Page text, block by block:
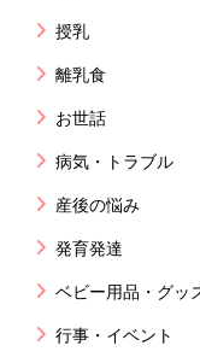
授乳
離乳食
お世話
病気・トラブル
産後の悩み
発育発達
ベビー用品・グッ
行事・イベント